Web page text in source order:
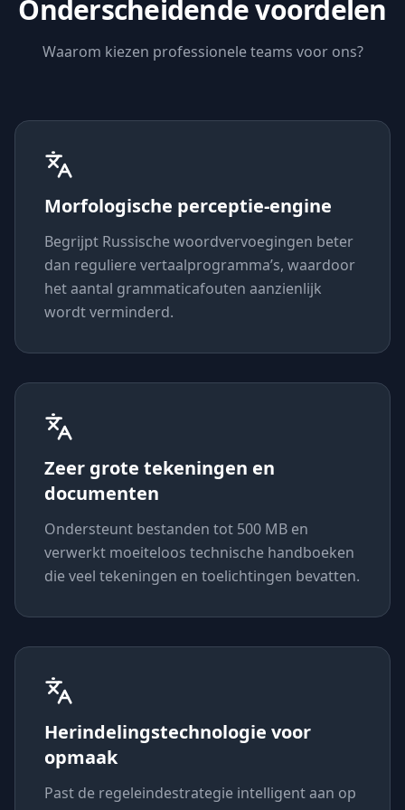
Onderscheidende voordelen
Waarom kiezen professionele teams voor ons?
Morfologische perceptie-engine
Begrijpt Russische woordvervoegingen beter
dan reguliere vertaalprogramma’s, waardoor
het aantal grammaticafouten aanzienlijk
wordt verminderd.
Zeer grote tekeningen en
documenten
Ondersteunt bestanden tot 500 MB en
verwerkt moeiteloos technische handboeken
die veel tekeningen en toelichtingen bevatten.
Herindelingstechnologie voor
opmaak
Past de regeleindestrategie intelligent aan op